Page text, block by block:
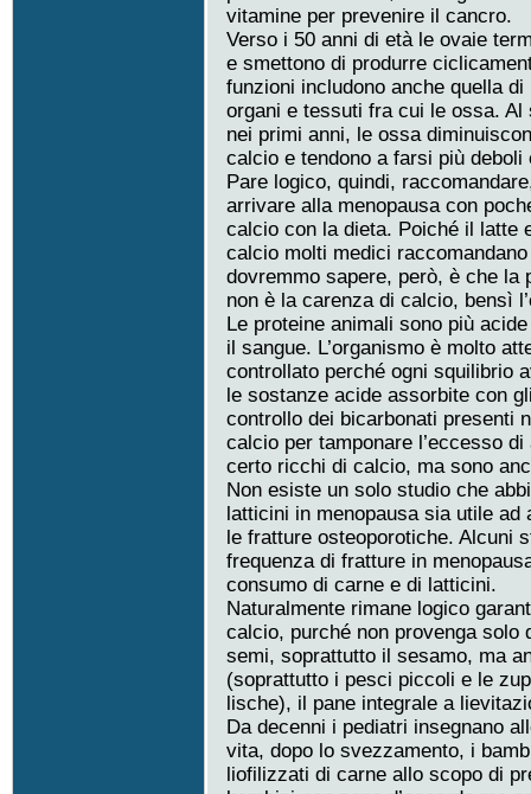
vitamine per prevenire il cancro.
Verso i 50 anni di età le ovaie
e smettono di produrre
funzioni includono anche quella
organi e tessuti fra cui le ossa. Al
nei primi anni, le ossa
calcio e tendono a farsi più
Pare logico, quindi,
arrivare alla menopausa con
calcio con la dieta. Poiché il latte
calcio molti medici
dovremmo sapere, però, è che la
non è la carenza di calcio, bensì
Le proteine animali sono più
il sangue. L’organismo è molto
controllato perché ogni squilibrio
le sostanze acide assorbite con
controllo dei bicarbonati presenti
calcio per tamponare l’eccesso
certo ricchi di calcio, ma sono
Non esiste un solo studio che
latticini in menopausa sia utile ad
le fratture osteoporotiche. Alcuni
frequenza di fratture in
consumo di carne e di latticini.
Naturalmente rimane logico
calcio, purché non provenga
semi, soprattutto il sesamo, ma
(soprattutto i pesci piccoli e le
lische), il pane integrale a
Da decenni i pediatri insegnano
vita, dopo lo svezzamento, i
liofilizzati di carne allo scopo di